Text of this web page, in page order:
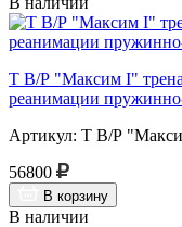
Т В/Р "Максим I"
реанимации
Артикул: Т В/Р
56800
В корзину
В наличии